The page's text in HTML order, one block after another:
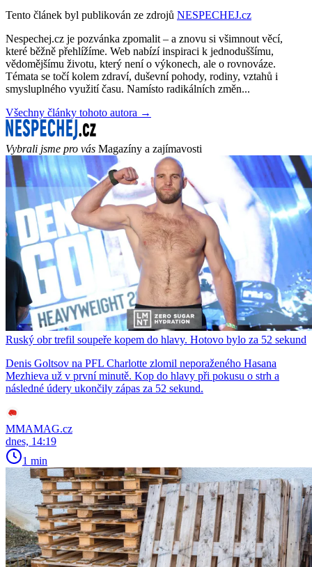
Tento článek byl publikován ze zdrojů NESPECHEJ.cz
Nespechej.cz je pozvánka zpomalit – a znovu si všimnout věcí,
které běžně přehlížíme. Web nabízí inspiraci k jednoduššímu,
vědomějšímu životu, který není o výkonech, ale o rovnováze.
Témata se točí kolem zdraví, duševní pohody, rodiny, vztahů i
smysluplného využití času. Namísto radikálních změn...
Všechny články tohoto autora →
Vybrali jsme pro vás Magazíny a zajímavosti
Ruský obr trefil soupeře kopem do hlavy. Hotovo bylo za 52 sekund
Denis Goltsov na PFL Charlotte zlomil neporaženého Hasana
Mezhieva už v první minutě. Kop do hlavy při pokusu o strh a
následné údery ukončily zápas za 52 sekund.
MMAMAG.cz
dnes, 14:19
1 min